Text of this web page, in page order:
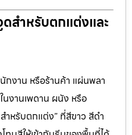
สำหรับตกแต่งและ
งาน หรือร้านค้า แผ่นพลา
งานเพดาน ผนัง หรือ
ำหรับตกแต่ง” ที่สีขาว สีดำ